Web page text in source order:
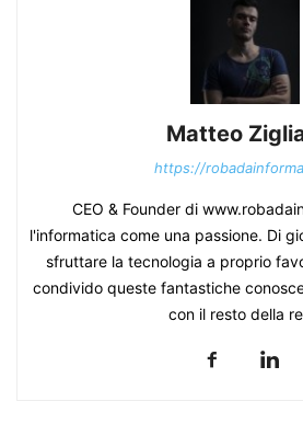
Matteo
https://
CEO & Founder di
l'informatica come una passione. Di
sfruttare la tecnologia a proprio
condivido queste fantastiche
con il resto della